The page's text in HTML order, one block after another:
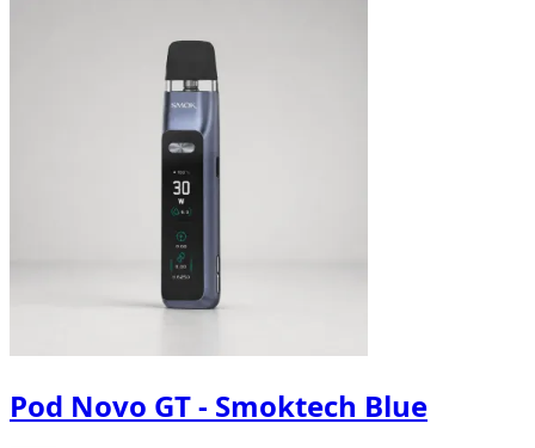
Pod Novo GT - Smoktech Blue